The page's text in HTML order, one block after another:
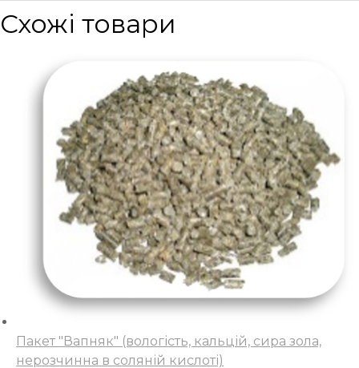
Схожі товари
Пакет "Вапняк" (вологість, кальцій, сира зола,
нерозчинна в соляній кислоті)